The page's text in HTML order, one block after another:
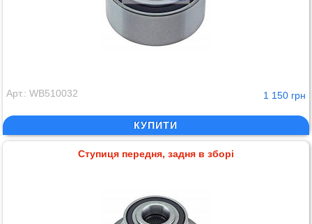
Арт.: WB510032 1 150 грн
КУПИТИ
Ступиця передня, задня в зборі